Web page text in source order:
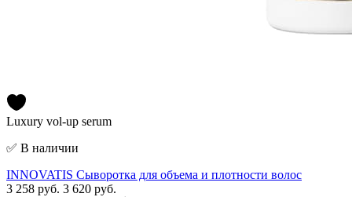
Luxury vol-up serum
✅ В наличии
INNOVATIS Сыворотка для объема и плотности волос
3 258 руб. 3 620 руб.